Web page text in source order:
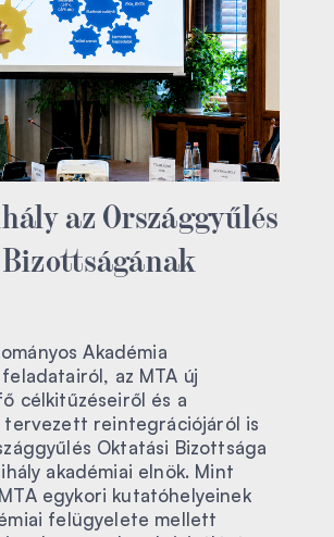
az Országgyűlés
Akadémia
az MTA új
célkitűzéseiről és a
tervezett reintegrációjáról is
Oktatási Bizottsága
akadémiai elnök. Mint
egykori kutatóhelyeinek
felügyelete mellett